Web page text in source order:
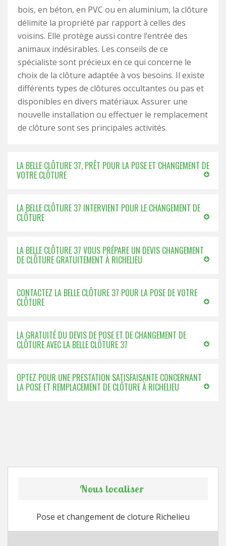
bois, en béton, en PVC ou en aluminium, la clôture
délimite la propriété par rapport à celles des
voisins. Elle protège aussi contre l’entrée des
animaux indésirables. Les conseils de ce
spécialiste sont précieux en ce qui concerne le
choix de la clôture adaptée à vos besoins. Il existe
différents types de clôtures occultantes ou pas et
disponibles en divers matériaux. Assurer une
nouvelle installation ou effectuer le remplacement
de clôture sont ses principales activités.
LA BELLE CLÔTURE 37, PRÊT POUR LA POSE ET CHANGEMENT DE
VOTRE CLÔTURE
LA BELLE CLÔTURE 37 INTERVIENT POUR LE CHANGEMENT DE
CLÔTURE
LA BELLE CLÔTURE 37 VOUS PRÉPARE UN DEVIS CHANGEMENT
DE CLÔTURE GRATUITEMENT À RICHELIEU
CONTACTEZ LA BELLE CLÔTURE 37 POUR LA POSE DE VOTRE
CLÔTURE
LA GRATUITÉ DU DEVIS DE POSE ET DE CHANGEMENT DE
CLÔTURE AVEC LA BELLE CLÔTURE 37
OPTEZ POUR UNE PRESTATION SATISFAISANTE CONCERNANT
LA POSE ET REMPLACEMENT DE CLÔTURE À RICHELIEU
Nous localiser
Pose et changement de cloture Richelieu